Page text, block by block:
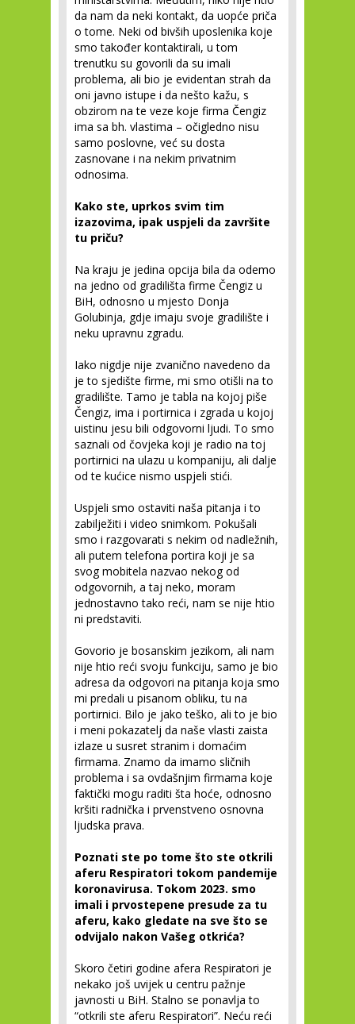
da nam da neki kontakt, da uopće priča
o tome. Neki od bivših uposlenika koje
smo također kontaktirali, u tom
trenutku su govorili da su imali
problema, ali bio je evidentan strah da
oni javno istupe i da nešto kažu, s
obzirom na te veze koje firma Čengiz
ima sa bh. vlastima – očigledno nisu
samo poslovne, već su dosta
zasnovane i na nekim privatnim
odnosima.
Kako ste, uprkos svim tim
izazovima, ipak uspjeli da završite
tu priču?
Na kraju je jedina opcija bila da odemo
na jedno od gradilišta firme Čengiz u
BiH, odnosno u mjesto Donja
Golubinja, gdje imaju svoje gradilište i
neku upravnu zgradu.
Iako nigdje nije zvanično navedeno da
je to sjedište firme, mi smo otišli na to
gradilište. Tamo je tabla na kojoj piše
Čengiz, ima i portirnica i zgrada u kojoj
uistinu jesu bili odgovorni ljudi. To smo
saznali od čovjeka koji je radio na toj
portirnici na ulazu u kompaniju, ali dalje
od te kućice nismo uspjeli stići.
Uspjeli smo ostaviti naša pitanja i to
zabilježiti i video snimkom. Pokušali
smo i razgovarati s nekim od nadležnih,
ali putem telefona portira koji je sa
svog mobitela nazvao nekog od
odgovornih, a taj neko, moram
jednostavno tako reći, nam se nije htio
ni predstaviti.
Govorio je bosanskim jezikom, ali nam
nije htio reći svoju funkciju, samo je bio
adresa da odgovori na pitanja koja smo
mi predali u pisanom obliku, tu na
portirnici. Bilo je jako teško, ali to je bio
i meni pokazatelj da naše vlasti zaista
izlaze u susret stranim i domaćim
firmama. Znamo da imamo sličnih
problema i sa ovdašnjim firmama koje
faktički mogu raditi šta hoće, odnosno
kršiti radnička i prvenstveno osnovna
ljudska prava.
Poznati ste po tome što ste otkrili
aferu Respiratori tokom pandemije
koronavirusa. Tokom 2023. smo
imali i prvostepene presude za tu
aferu, kako gledate na sve što se
odvijalo nakon Vašeg otkrića?
Skoro četiri godine afera Respiratori je
nekako još uvijek u centru pažnje
javnosti u BiH. Stalno se ponavlja to
“otkrili ste aferu Respiratori”. Neću reći